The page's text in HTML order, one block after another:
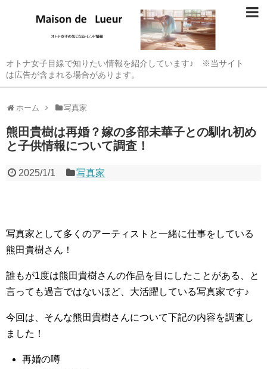
オトナ女子目線で知りたい情報を紹介しています♪ ※当サイト
は広告が含まれる場合があります。
ホーム 写真家
熊田貴樹は再婚？嫁の多部未華子との馴れ初め
と子供情報について調査！
2025/1/1 写真家
写真家として多くのアーティストと一緒に仕事をしている
熊田貴樹さん！
誰もが1度は熊田貴樹さんの作品を目にしたことがある、と
言っても過言ではないほど、大活躍している写真家です♪
今回は、そんな熊田貴樹さんについて下記の内容を調査し
ました！
再婚の噂